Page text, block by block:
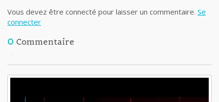
Vous devez être connecté pour laisser un commentaire. Se
connecter
0 Commentaire
Lisez aussi: